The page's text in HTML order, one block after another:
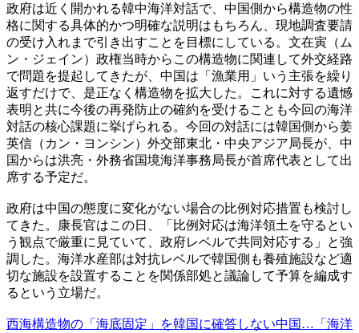
政府は近く開かれる韓中海洋対話で、中国側から構造物の性
格に関する具体的かつ明確な説明はもちろん、現地調査要請
の受け入れまで引き出すことを目標にしている。文在寅（ム
ン・ジェイン）政権当時からこの構造物に関連して外交経路
で問題を提起してきたが、中国は「漁業用」いう主張を繰り
返すだけで、是正なく構造物を拡大した。これに対する遺憾
表明と共に今後の再発防止の確約を受けることも今回の海洋
対話の核心課題に挙げられる。今回の対話には韓国側から姜
英信（カン・ヨンシン）外交部東北・中央アジア局長が、中
国からは洪亮・外務省国境海洋事務局長が首席代表として出
席する予定だ。
政府は中国の態度に変化がない場合の比例対応措置も検討し
てきた。康長官はこの日、「比例対応は海洋領土を守るとい
う観点で厳重に見ていて、政府レベルで共同対応する」と強
調した。海洋水産部は対抗レベルで韓国側も養殖施設など適
切な施設を設置することを関係部処と議論して予算を編成す
るという立場だ。
西海構造物の「海底固定」を韓国に確答しない中国…「海洋